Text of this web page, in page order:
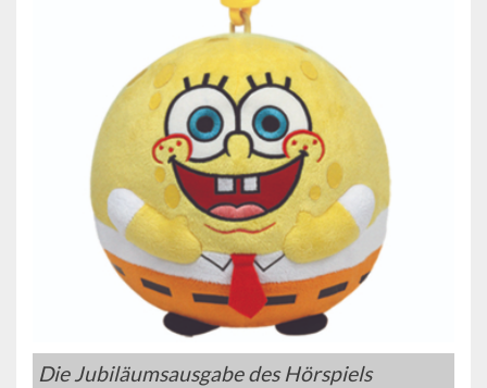
Die Jubiläumsausgabe des Hörspiels